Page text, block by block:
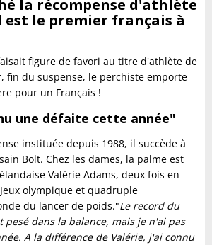
la récompense d'athlète
est le premier français à
figure de favori au titre d'athlète de
fin du suspense, le perchiste emporte
pour un Français !
une défaite cette année"
instituée depuis 1988, il succède à
Bolt. Chez les dames, la palme est
Valérie Adams, deux fois en
olympique et quadruple
du lancer de poids."Le record du
pesé dans la balance, mais je n'ai pas
. A la différence de Valérie, j'ai connu